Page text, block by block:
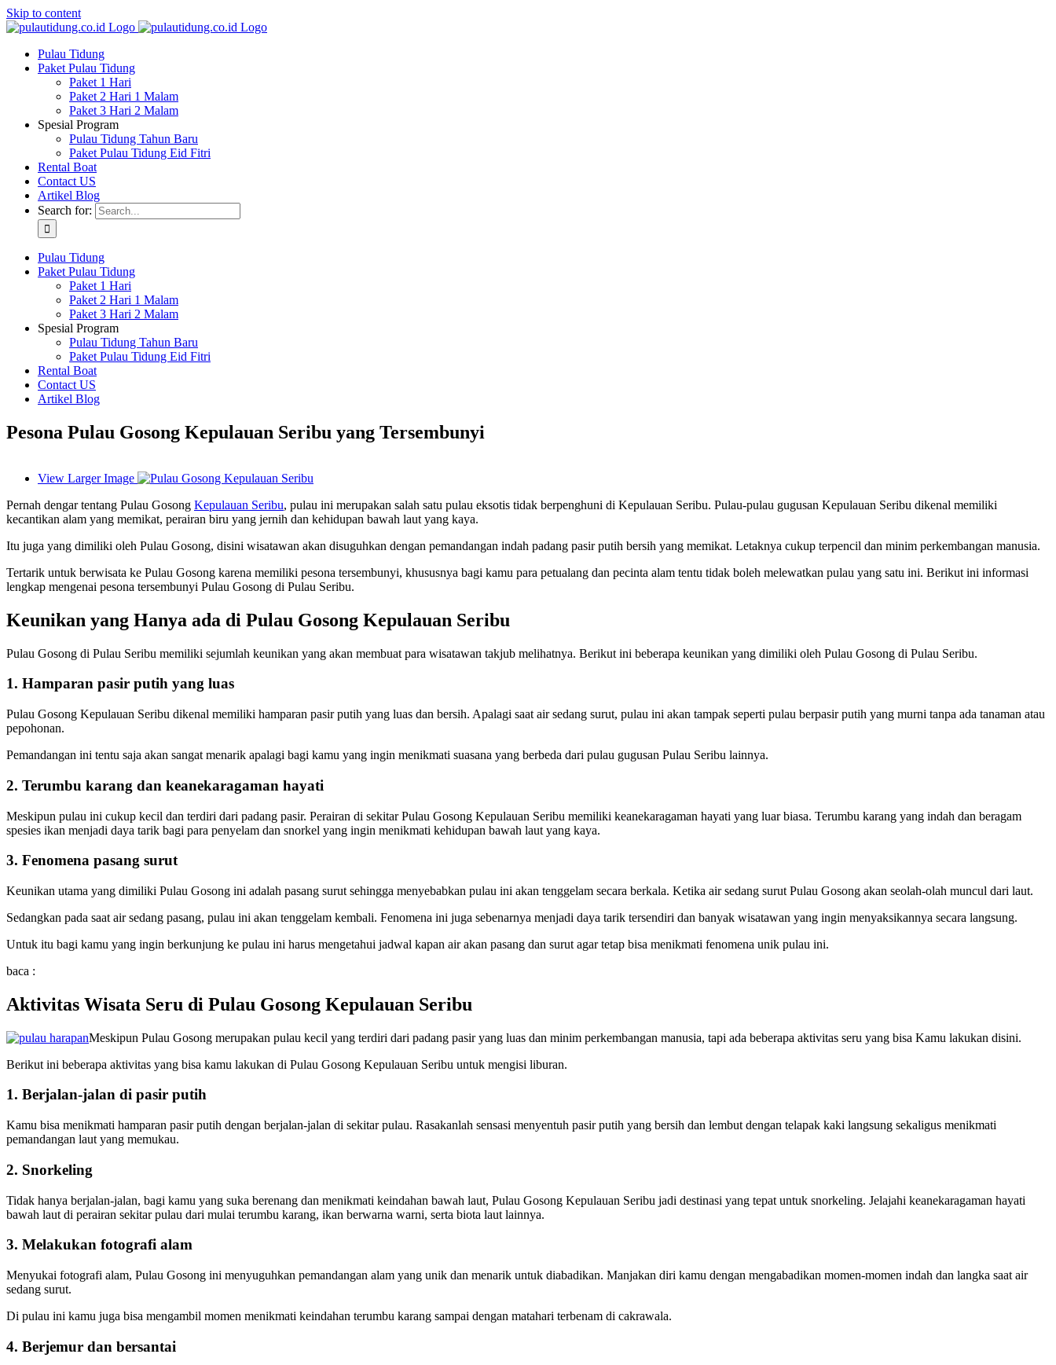
Skip to content
Pulau Tidung
Paket Pulau Tidung
Paket 1 Hari
Paket 2 Hari 1 Malam
Paket 3 Hari 2 Malam
Spesial Program
Pulau Tidung Tahun Baru
Paket Pulau Tidung Eid Fitri
Rental Boat
Contact US
Artikel Blog
Search for:
Pulau Tidung
Paket Pulau Tidung
Paket 1 Hari
Paket 2 Hari 1 Malam
Paket 3 Hari 2 Malam
Spesial Program
Pulau Tidung Tahun Baru
Paket Pulau Tidung Eid Fitri
Rental Boat
Contact US
Artikel Blog
Pesona Pulau Gosong Kepulauan Seribu yang Tersembunyi
View Larger Image
Pernah dengar tentang Pulau Gosong Kepulauan Seribu, pulau ini merupakan salah satu pulau eksotis tidak berpenghuni di Kepulauan Seribu. Pulau-pulau gugusan Kepulauan Seribu dikenal memiliki
kecantikan alam yang memikat, perairan biru yang jernih dan kehidupan bawah laut yang kaya.
Itu juga yang dimiliki oleh Pulau Gosong, disini wisatawan akan disuguhkan dengan pemandangan indah padang pasir putih bersih yang memikat. Letaknya cukup terpencil dan minim perkembangan manusia.
Tertarik untuk berwisata ke Pulau Gosong karena memiliki pesona tersembunyi, khususnya bagi kamu para petualang dan pecinta alam tentu tidak boleh melewatkan pulau yang satu ini. Berikut ini informasi
lengkap mengenai pesona tersembunyi Pulau Gosong di Pulau Seribu.
Keunikan yang Hanya ada di Pulau Gosong Kepulauan Seribu
Pulau Gosong di Pulau Seribu memiliki sejumlah keunikan yang akan membuat para wisatawan takjub melihatnya. Berikut ini beberapa keunikan yang dimiliki oleh Pulau Gosong di Pulau Seribu.
1. Hamparan pasir putih yang luas
Pulau Gosong Kepulauan Seribu dikenal memiliki hamparan pasir putih yang luas dan bersih. Apalagi saat air sedang surut, pulau ini akan tampak seperti pulau berpasir putih yang murni tanpa ada tanaman atau
pepohonan.
Pemandangan ini tentu saja akan sangat menarik apalagi bagi kamu yang ingin menikmati suasana yang berbeda dari pulau gugusan Pulau Seribu lainnya.
2. Terumbu karang dan keanekaragaman hayati
Meskipun pulau ini cukup kecil dan terdiri dari padang pasir. Perairan di sekitar Pulau Gosong Kepulauan Seribu memiliki keanekaragaman hayati yang luar biasa. Terumbu karang yang indah dan beragam
spesies ikan menjadi daya tarik bagi para penyelam dan snorkel yang ingin menikmati kehidupan bawah laut yang kaya.
3. Fenomena pasang surut
Keunikan utama yang dimiliki Pulau Gosong ini adalah pasang surut sehingga menyebabkan pulau ini akan tenggelam secara berkala. Ketika air sedang surut Pulau Gosong akan seolah-olah muncul dari laut.
Sedangkan pada saat air sedang pasang, pulau ini akan tenggelam kembali. Fenomena ini juga sebenarnya menjadi daya tarik tersendiri dan banyak wisatawan yang ingin menyaksikannya secara langsung.
Untuk itu bagi kamu yang ingin berkunjung ke pulau ini harus mengetahui jadwal kapan air akan pasang dan surut agar tetap bisa menikmati fenomena unik pulau ini.
baca :
Aktivitas Wisata Seru di Pulau Gosong Kepulauan Seribu
Meskipun Pulau Gosong merupakan pulau kecil yang terdiri dari padang pasir yang luas dan minim perkembangan manusia, tapi ada beberapa aktivitas seru yang bisa Kamu lakukan disini.
Berikut ini beberapa aktivitas yang bisa kamu lakukan di Pulau Gosong Kepulauan Seribu untuk mengisi liburan.
1. Berjalan-jalan di pasir putih
Kamu bisa menikmati hamparan pasir putih dengan berjalan-jalan di sekitar pulau. Rasakanlah sensasi menyentuh pasir putih yang bersih dan lembut dengan telapak kaki langsung sekaligus menikmati
pemandangan laut yang memukau.
2. Snorkeling
Tidak hanya berjalan-jalan, bagi kamu yang suka berenang dan menikmati keindahan bawah laut, Pulau Gosong Kepulauan Seribu jadi destinasi yang tepat untuk snorkeling. Jelajahi keanekaragaman hayati
bawah laut di perairan sekitar pulau dari mulai terumbu karang, ikan berwarna warni, serta biota laut lainnya.
3. Melakukan fotografi alam
Menyukai fotografi alam, Pulau Gosong ini menyuguhkan pemandangan alam yang unik dan menarik untuk diabadikan. Manjakan diri kamu dengan mengabadikan momen-momen indah dan langka saat air
sedang surut.
Di pulau ini kamu juga bisa mengambil momen menikmati keindahan terumbu karang sampai dengan matahari terbenam di cakrawala.
4. Berjemur dan bersantai